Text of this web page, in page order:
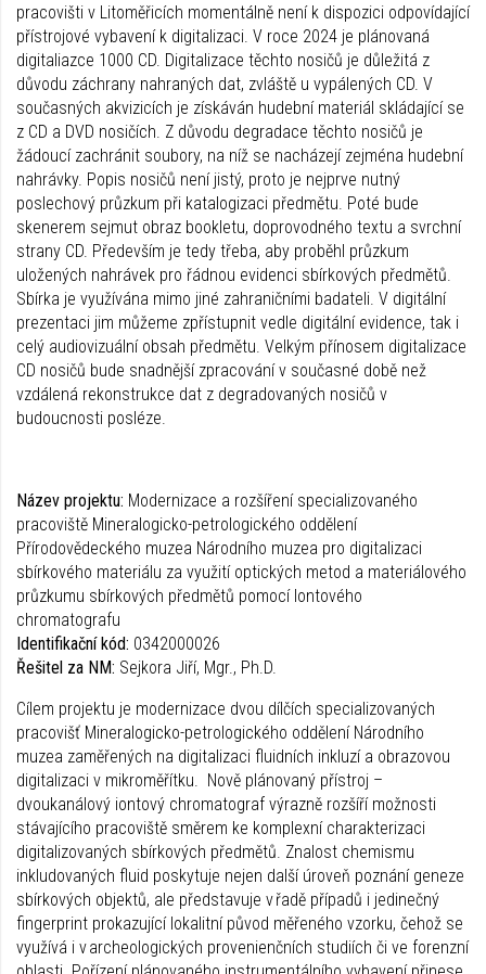
pracovišti v Litoměřicích momentálně není k dispozici odpovídající
přístrojové vybavení k digitalizaci. V roce 2024 je plánovaná
digitaliazce 1000 CD. Digitalizace těchto nosičů je důležitá z
důvodu záchrany nahraných dat, zvláště u vypálených CD. V
současných akvizicích je získáván hudební materiál skládající se
z CD a DVD nosičích. Z důvodu degradace těchto nosičů je
žádoucí zachránit soubory, na níž se nacházejí zejména hudební
nahrávky. Popis nosičů není jistý, proto je nejprve nutný
poslechový průzkum při katalogizaci předmětu. Poté bude
skenerem sejmut obraz bookletu, doprovodného textu a svrchní
strany CD. Především je tedy třeba, aby proběhl průzkum
uložených nahrávek pro řádnou evidenci sbírkových předmětů.
Sbírka je využívána mimo jiné zahraničními badateli. V digitální
prezentaci jim můžeme zpřístupnit vedle digitální evidence, tak i
celý audiovizuální obsah předmětu. Velkým přínosem digitalizace
CD nosičů bude snadnější zpracování v současné době než
vzdálená rekonstrukce dat z degradovaných nosičů v
budoucnosti posléze.
Název projektu: Modernizace a rozšíření specializovaného
pracoviště Mineralogicko-petrologického oddělení
Přírodovědeckého muzea Národního muzea pro digitalizaci
sbírkového materiálu za využití optických metod a materiálového
průzkumu sbírkových předmětů pomocí Iontového
chromatografu
Identifikační kód: 0342000026
Řešitel za NM: Sejkora Jiří, Mgr., Ph.D.
Cílem projektu je modernizace dvou dílčích specializovaných
pracovišť Mineralogicko-petrologického oddělení Národního
muzea zaměřených na digitalizaci fluidních inkluzí a obrazovou
digitalizaci v mikroměřítku. Nově plánovaný přístroj –
dvoukanálový iontový chromatograf výrazně rozšíří možnosti
stávajícího pracoviště směrem ke komplexní charakterizaci
digitalizovaných sbírkových předmětů. Znalost chemismu
inkludovaných fluid poskytuje nejen další úroveň poznání geneze
sbírkových objektů, ale představuje v řadě případů i jedinečný
fingerprint prokazující lokalitní původ měřeného vzorku, čehož se
využívá i v archeologických provenienčních studiích či ve forenzní